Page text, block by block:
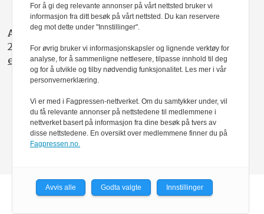
ABONNEMENT:
22 05 35 00
epost@nito.no
For å gi deg relevante annonser på vårt nettsted bruker vi
informasjon fra ditt besøk på vårt nettsted. Du kan reservere
deg mot dette under "Innstillinger".
For øvrig bruker vi informasjonskapsler og lignende verktøy for
analyse, for å sammenligne nettlesere, tilpasse innhold til deg
og for å utvikle og tilby nødvendig funksjonalitet. Les mer i vår
personvernerklæring.
Vi er med i Fagpressen-nettverket. Om du samtykker under, vil
du få relevante annonser på nettstedene til medlemmene i
nettverket basert på informasjon fra dine besøk på tvers av
disse nettstedene. En oversikt over medlemmene finner du på
Fagpressen.no.
Avvis alle Godta valgte Innstillinger